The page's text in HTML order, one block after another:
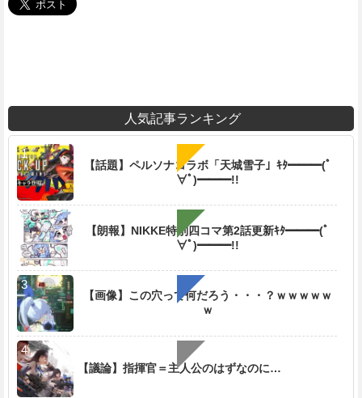
人気記事ランキング
【話題】ペルソナコラボ「天城雪子」ｷﾀ━━━(ﾟ
∀ﾟ)━━━!!
【朗報】NIKKE特別四コマ第2話更新ｷﾀ━━━(ﾟ
∀ﾟ)━━━!!
【画像】この穴って何だろう・・・？ｗｗｗｗｗ
ｗ
【議論】指揮官＝主人公のはずなのに…